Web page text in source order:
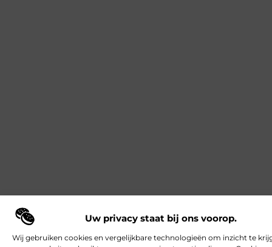
Uw privacy staat bij ons voorop.
Wij gebruiken cookies en vergelijkbare technologieën om inzicht te